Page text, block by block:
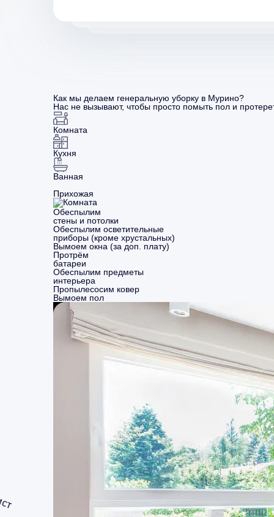
Как мы делаем генеральную уборку в Мурино?
Нас не вызывают, чтобы просто помыть пол и
Комната
Кухня
Ванная
Прихожая
Обеспылим
стены и потолки
Обеспылим осветительные
приборы (кроме хрустальных)
Вымоем окна (за доп. плату)
Протрём
батареи
Обеспылим предметы
интерьера
Пропылесосим ковер
Вымоем пол